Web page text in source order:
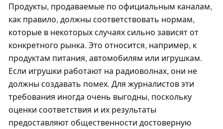
Продукты, продаваемые по официальным каналам,
как правило, должны соответствовать нормам,
которые в некоторых случаях сильно зависят от
конкретного рынка. Это относится, например, к
продуктам питания, автомобилям или игрушкам.
Если игрушки работают на радиоволнах, они не
должны создавать помех. Для журналистов эти
требования иногда очень выгодны, поскольку
оценки соответствия и их результаты
предоставляют общественности достоверную